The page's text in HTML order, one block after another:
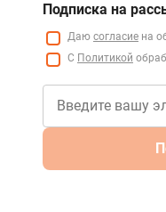
Подписка на
Даю согласие на
С Политикой